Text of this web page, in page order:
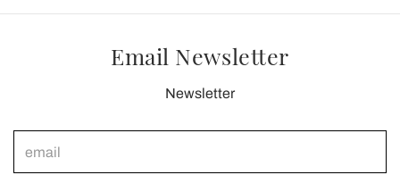
Email Newsletter
Newsletter